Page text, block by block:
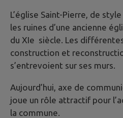
L’église Saint-Pierre, de
les ruines d’une ancienne
du XIe siècle. Les
construction et
s’entrevoient sur ses murs.
Aujourd’hui, axe de
joue un rôle attractif pour
la commune.